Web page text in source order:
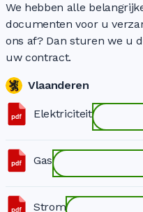
We hebben alle
documenten voor u
ons af? Dan sturen we u
uw contract.
Vlaanderen
Elektriciteit
Gas
Strom